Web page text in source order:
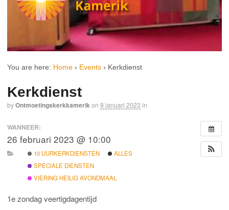
You are here: Home › Events › Kerkdienst
Kerkdienst
byOntmoetingskerkkamerikon 9 januari 2023 in
WANNEER:
26 februari 2023 @ 10:00
10 UURKERKDIENSTEN
ALLES
SPECIALE DIENSTEN
VIERING HEILIG AVONDMAAL
1e zondag veertigdagentijd